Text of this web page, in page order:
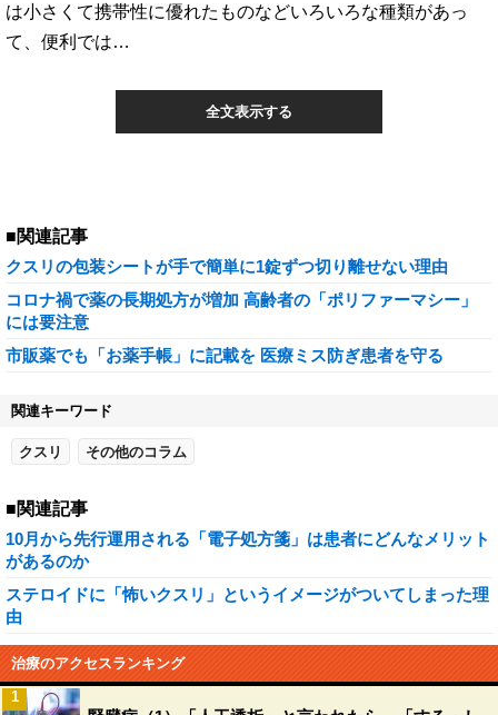
は小さくて携帯性に優れたものなどいろいろな種類があっ
て、便利では…
全文表示する
■関連記事
クスリの包装シートが手で簡単に1錠ずつ切り離せない理由
コロナ禍で薬の長期処方が増加 高齢者の「ポリファーマシー」
には要注意
市販薬でも「お薬手帳」に記載を 医療ミス防ぎ患者を守る
関連キーワード
クスリ その他のコラム
■関連記事
10月から先行運用される「電子処方箋」は患者にどんなメリット
があるのか
ステロイドに「怖いクスリ」というイメージがついてしまった理
由
治療のアクセスランキング
1